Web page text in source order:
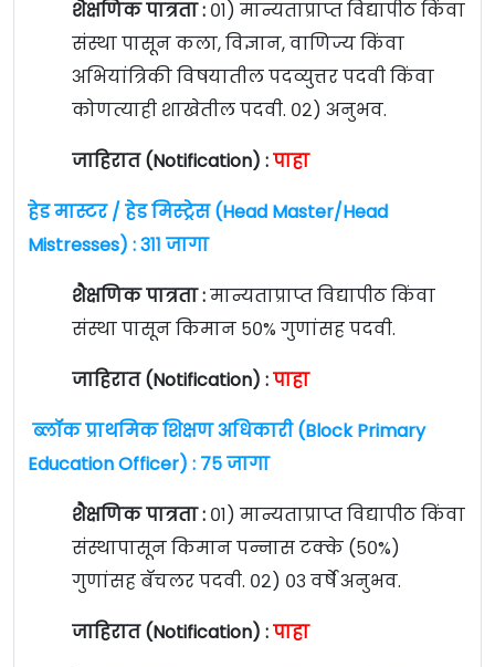
शैक्षणिक पात्रता : ०१) मान्यताप्राप्त विद्यापीठ किंवा
संस्था पासून कला, विज्ञान, वाणिज्य किंवा
अभियांत्रिकी विषयातील पदव्युत्तर पदवी किंवा
कोणत्याही शाखेतील पदवी. ०२) अनुभव.
जाहिरात (Notification) :पाहा
हेड मास्टर / हेड मिस्ट्रेस (Head Master/Head
Mistresses) : ३११ जागा
शैक्षणिक पात्रता :मान्यताप्राप्त विद्यापीठ किंवा
संस्था पासून किमान ५०% गुणांसह पदवी.
जाहिरात (Notification) :पाहा
ब्लॉक प्राथमिक शिक्षण अधिकारी (Block Primary
Education Officer) : ७५ जागा
शैक्षणिक पात्रता : ०१) मान्यताप्राप्त विद्यापीठ किंवा
संस्थापासून किमान पन्नास टक्के (५०%)
गुणांसह बॅचलर पदवी. ०२) ०३ वर्षे अनुभव.
जाहिरात (Notification) :पाहा